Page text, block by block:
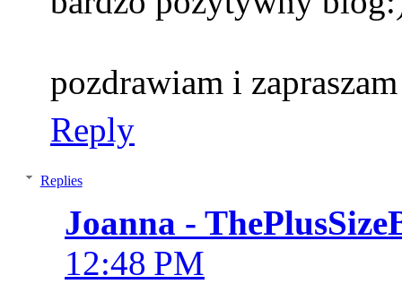
pozdrawiam i
Reply
Replies
Joanna -
12:48 PM